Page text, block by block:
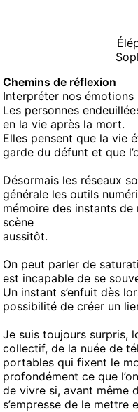
Chemins de réflexion
Interpréter nos émotions
Les personnes
en la vie après la mort.
Elles pensent que la vie
garde du défunt et que
Désormais les réseaux
générale les outils
mémoire des instants
scène
aussitôt.
On peut parler de
est incapable de se
Un instant s’enfuit dès
possibilité de créer un
Je suis toujours surpris,
collectif, de la nuée de
portables qui fixent le
profondément ce que
de vivre si, avant même
s’empresse de le mettre